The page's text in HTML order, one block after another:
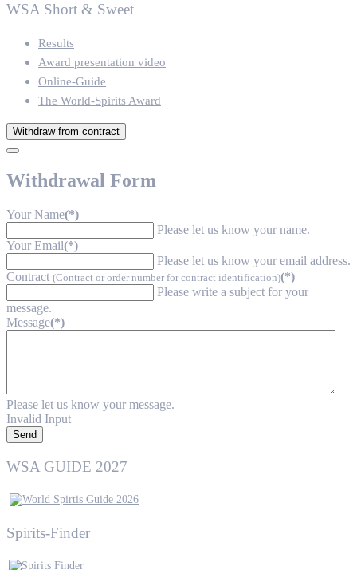
WSA Short & Sweet
Results
Award presentation video
Online-Guide
The World-Spirits Award
Withdraw from contract
Withdrawal Form
Your Name(*)
Please let us know your name.
Your Email(*)
Please let us know your email address.
Contract (Contract or order number for contract identification)(*)
Please write a subject for your
message.
Message(*)
Please let us know your message.
Invalid Input
Send
WSA GUIDE 2027
Spirits-Finder